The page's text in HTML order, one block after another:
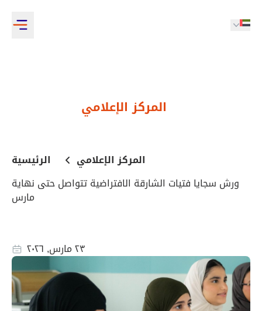
المركز الإعلامي
الرئيسية
المركز الإعلامي
ورش سجايا فتيات الشارقة الافتراضية تتواصل حتى نهاية
مارس
٢٣ مارس, ٢٠٢٦